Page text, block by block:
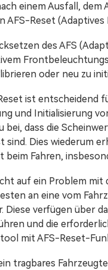
einem Ausfall,
AFS-Reset
des AFS
oder neu zu
ist entscheidend
und Initialisierung
bei, dass die
sind. Dies wiederum
beim Fahren,
auf ein Problem mit
an eine vom
Diese verfügen über
und die
mit AFS-Reset-
tragbares